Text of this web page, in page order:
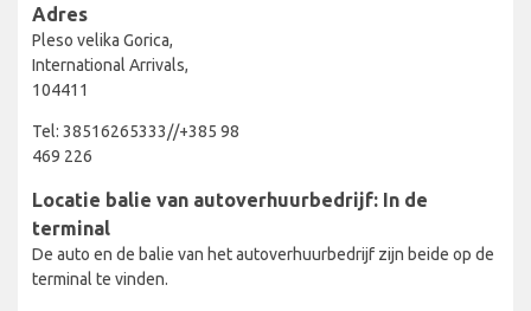
Adres
Pleso velika Gorica,
International Arrivals,
104411
Tel: 38516265333//+385 98
469 226
Locatie balie van autoverhuurbedrijf: In de
terminal
De auto en de balie van het autoverhuurbedrijf zijn beide op de
terminal te vinden.